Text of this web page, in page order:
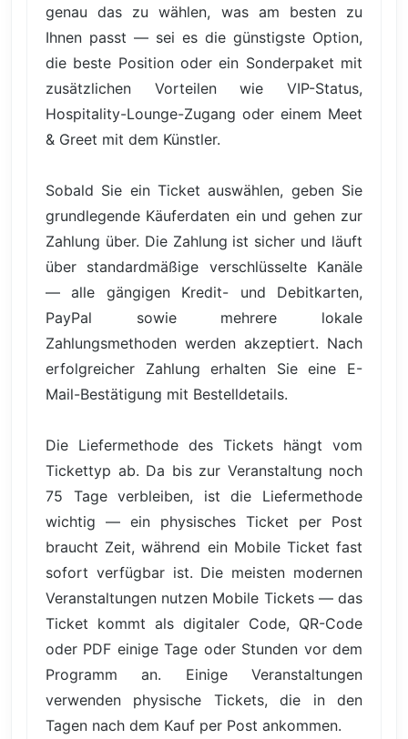
genau das zu wählen, was am besten zu
Ihnen passt — sei es die günstigste Option,
die beste Position oder ein Sonderpaket mit
zusätzlichen Vorteilen wie VIP-Status,
Hospitality-Lounge-Zugang oder einem Meet
& Greet mit dem Künstler.
Sobald Sie ein Ticket auswählen, geben Sie
grundlegende Käuferdaten ein und gehen zur
Zahlung über. Die Zahlung ist sicher und läuft
über standardmäßige verschlüsselte Kanäle
— alle gängigen Kredit- und Debitkarten,
PayPal sowie mehrere lokale
Zahlungsmethoden werden akzeptiert. Nach
erfolgreicher Zahlung erhalten Sie eine E-
Mail-Bestätigung mit Bestelldetails.
Die Liefermethode des Tickets hängt vom
Tickettyp ab. Da bis zur Veranstaltung noch
75 Tage verbleiben, ist die Liefermethode
wichtig — ein physisches Ticket per Post
braucht Zeit, während ein Mobile Ticket fast
sofort verfügbar ist. Die meisten modernen
Veranstaltungen nutzen Mobile Tickets — das
Ticket kommt als digitaler Code, QR-Code
oder PDF einige Tage oder Stunden vor dem
Programm an. Einige Veranstaltungen
verwenden physische Tickets, die in den
Tagen nach dem Kauf per Post ankommen.